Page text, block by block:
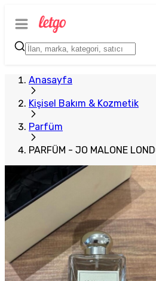
Anasayfa
Kişisel Bakım & Kozmetik
Parfüm
PARFÜM - JO MALONE